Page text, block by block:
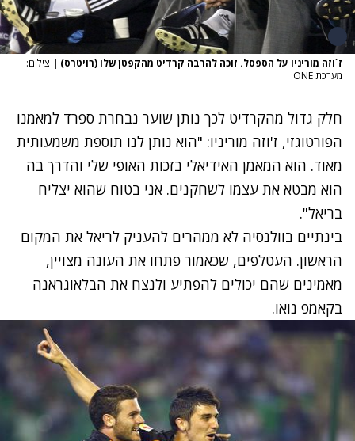
ז´וזה מוריניו על הספסל. זוכה להרבה קרדיט מהקפטן שלו (רויטרס) | צילום:
מערכת ONE
חלק גדול מהקרדיט לכך נותן שוער נבחרת ספרד למאמנו
הפורטוגזי, ז'וזה מוריניו: "הוא נותן לנו תוספת משמעותית
מאוד. הוא המאמן האידיאלי בזכות האופי שלי והדרך בה
הוא מבטא את עצמו לשחקנים. אני בטוח שהוא יצליח
בריאל".
בינתיים בוולנסיה לא ממהרים להעניק לריאל את המקום
הראשון. העטלפים, שכאמור פתחו את העונה מצויין,
מאמינים שהם יכולים להפתיע ולנצח את הבלאוגראנה
בקאמפ נואו.